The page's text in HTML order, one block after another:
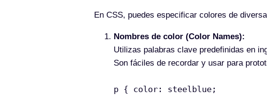
En CSS, puedes especificar colores de
Nombres de color (Color Names):
Utilizas palabras clave predefinidas en
Son fáciles de recordar y usar para
p { color: steelblue;